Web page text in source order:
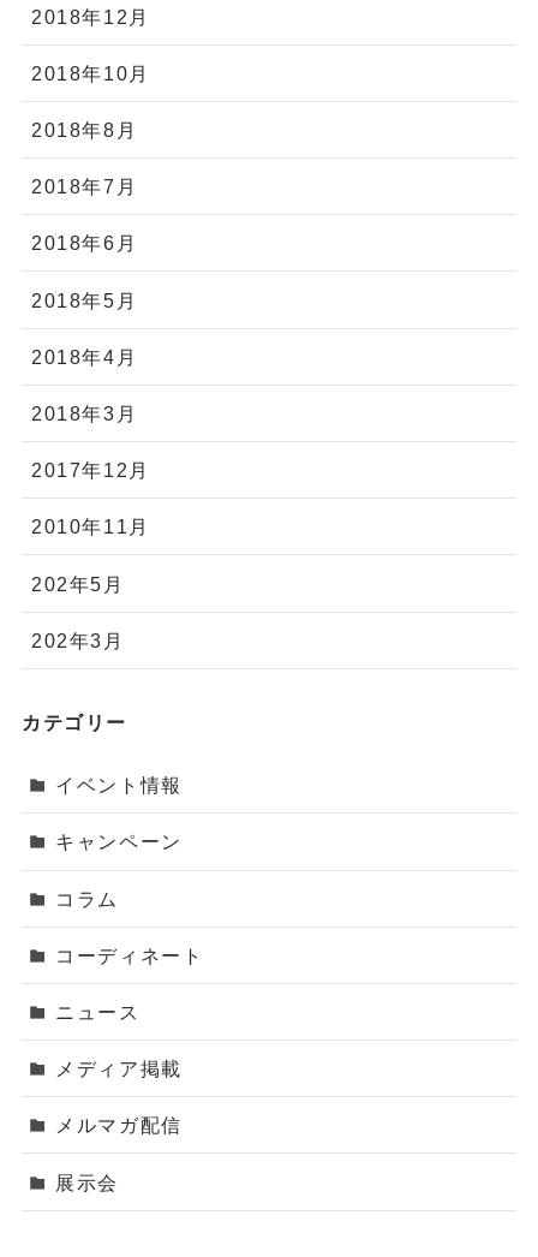
2018年12月
2018年10月
2018年8月
2018年7月
2018年6月
2018年5月
2018年4月
2018年3月
2017年12月
2010年11月
202年5月
202年3月
カテゴリー
イベント情報
キャンペーン
コラム
コーディネート
ニュース
メディア掲載
メルマガ配信
展示会